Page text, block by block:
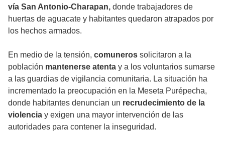
vía San Antonio-Charapan, donde trabajadores de
huertas de aguacate y habitantes quedaron atrapados por
los hechos armados.
En medio de la tensión, comuneros solicitaron a la
población mantenerse atenta y a los voluntarios sumarse
a las guardias de vigilancia comunitaria. La situación ha
incrementado la preocupación en la Meseta Purépecha,
donde habitantes denuncian un recrudecimiento de la
violencia y exigen una mayor intervención de las
autoridades para contener la inseguridad.